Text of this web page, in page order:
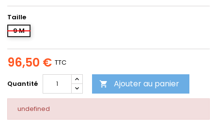
Taille
9 M
96,50 € TTC
Quantité  Ajouter au panier
undefined